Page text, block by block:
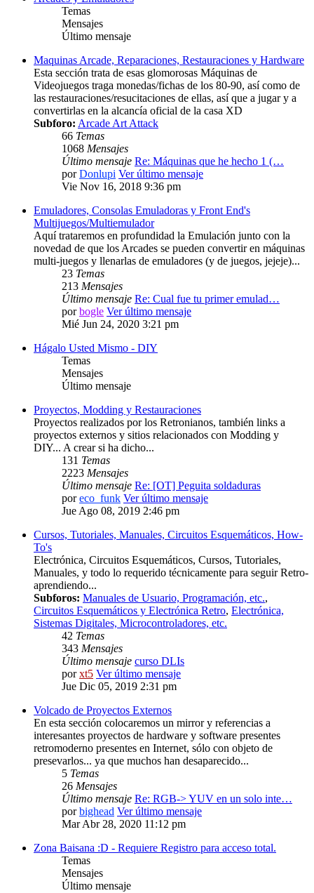
Temas
Mensajes
Último mensaje
Maquinas Arcade, Reparaciones, Restauraciones y Hardware
Esta sección trata de esas glomorosas Máquinas de
Videojuegos traga monedas/fichas de los 80-90, así como de
las restauraciones/resucitaciones de ellas, así que a jugar y a
convertirlas en la alcancía oficial de la casa XD
Subforo: Arcade Art Attack
66 Temas
1068 Mensajes
Último mensaje Re: Máquinas que he hecho 1 (…
porDonlupi Ver último mensaje
Vie Nov 16, 2018 9:36 pm
Emuladores, Consolas Emuladoras y Front End's
Multijuegos/Multiemulador
Aquí trataremos en profundidad la Emulación junto con la
novedad de que los Arcades se pueden convertir en máquinas
multi-juegos y llenarlas de emuladores (y de juegos, jejeje)...
23 Temas
213 Mensajes
Último mensaje Re: Cual fue tu primer emulad…
porbogle Ver último mensaje
Mié Jun 24, 2020 3:21 pm
Hágalo Usted Mismo - DIY
Temas
Mensajes
Último mensaje
Proyectos, Modding y Restauraciones
Proyectos realizados por los Retronianos, también links a
proyectos externos y sitios relacionados con Modding y
DIY... A crear si ha dicho...
131 Temas
2223 Mensajes
Último mensaje Re: [OT] Peguita soldaduras
poreco_funk Ver último mensaje
Jue Ago 08, 2019 2:46 pm
Cursos, Tutoriales, Manuales, Circuitos Esquemáticos, How-
To's
Electrónica, Circuitos Esquemáticos, Cursos, Tutoriales,
Manuales, y todo lo requerido técnicamente para seguir Retro-
aprendiendo...
Subforos: Manuales de Usuario, Programación, etc.,
Circuitos Esquemáticos y Electrónica Retro, Electrónica,
Sistemas Digitales, Microcontroladores, etc.
42 Temas
343 Mensajes
Último mensaje curso DLIs
porxt5 Ver último mensaje
Jue Dic 05, 2019 2:31 pm
Volcado de Proyectos Externos
En esta sección colocaremos un mirror y referencias a
interesantes proyectos de hardware y software presentes
retromoderno presentes en Internet, sólo con objeto de
presevarlos... ya que muchos han desaparecido...
5 Temas
26 Mensajes
Último mensaje Re: RGB-> YUV en un solo inte…
porbighead Ver último mensaje
Mar Abr 28, 2020 11:12 pm
Zona Baisana :D - Requiere Registro para acceso total.
Temas
Mensajes
Último mensaje